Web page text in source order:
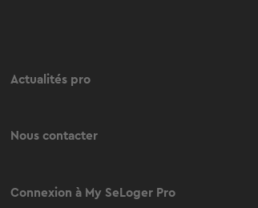
Actualités pro
Nous contacter
Connexion à My SeLoger Pro